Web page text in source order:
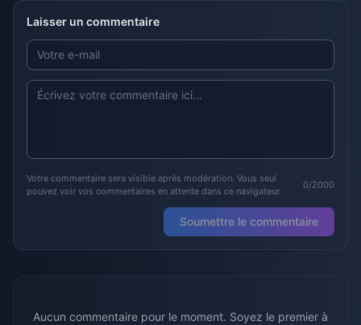
Laisser un commentaire
Votre commentaire sera visible après modération. Vous seul
pouvez voir vos commentaires en attente dans ce navigateur.
0/2000
Soumettre le commentaire
Aucun commentaire pour le moment. Soyez le premier à